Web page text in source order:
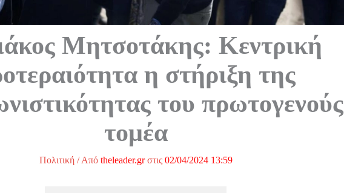
Μητσοτάκης: Κεντρική
η στήριξη της
του πρωτογενούς
τομέα
Πολιτική/ Από theleader.grστις 02/04/2024 13:59